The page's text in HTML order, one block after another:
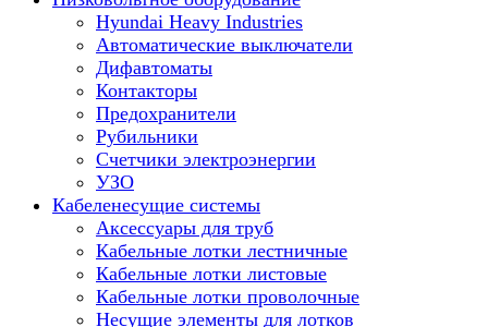
Hyundai Heavy Industries
Автоматические выключатели
Дифавтоматы
Контакторы
Предохранители
Рубильники
Счетчики электроэнергии
УЗО
Кабеленесущие системы
Аксессуары для труб
Кабельные лотки лестничные
Кабельные лотки листовые
Кабельные лотки проволочные
Несущие элементы для лотков